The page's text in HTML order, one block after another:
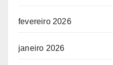
fevereiro 2026
janeiro 2026